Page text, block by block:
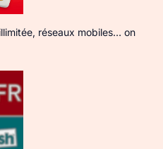
réseaux mobiles… on